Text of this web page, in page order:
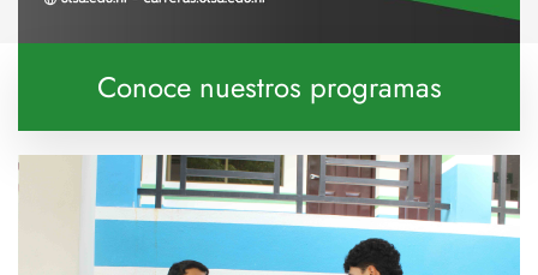
Conoce nuestros programas